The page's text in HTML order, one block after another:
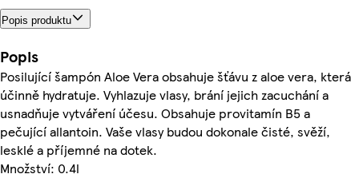
Popis produktu
Popis
Posilující šampón Aloe Vera obsahuje šťávu z aloe vera, která
účinně hydratuje. Vyhlazuje vlasy, brání jejich zacuchání a
usnadňuje vytváření účesu. Obsahuje provitamín B5 a
pečující allantoin. Vaše vlasy budou dokonale čisté, svěží,
lesklé a příjemné na dotek.
Množství: 0.4l